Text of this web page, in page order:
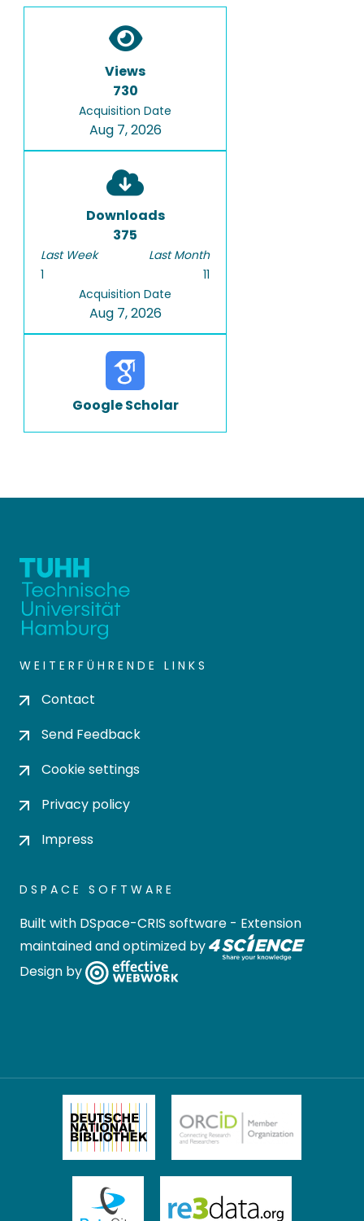
Views
730
Acquisition Date
Aug 7, 2026
Downloads
375
Last Week
1
Last Month
11
Acquisition Date
Aug 7, 2026
Google Scholar
WEITERFÜHRENDE LINKS
Contact
Send Feedback
Cookie settings
Privacy policy
Impress
DSPACE SOFTWARE
Built with DSpace-CRIS software - Extension
maintained and optimized by
Design by